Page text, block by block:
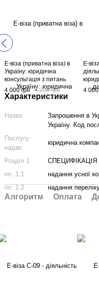
Е-віза (приватна віза) в
Україну: юридична
консультація з питань
отримання Е Візи тип С-02
в Україну. Код послуги CV8-
4 000 грн 4 200 грн
Е-
тип
4 000
Характеристики
Назва
Запрошення в
Україну. Код
Послугу
надає
юридична
Розділ 1.
пп. 1.1
надання усної
пп. 1.2
надання
Алгоритм Оплата